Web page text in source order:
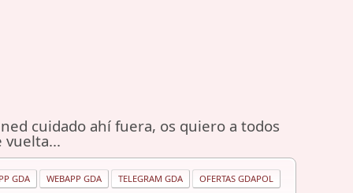
cuidado ahí fuera, os quiero a todos
vuelta...
GDA WEBAPP GDA TELEGRAM GDA OFERTAS GDAPOL